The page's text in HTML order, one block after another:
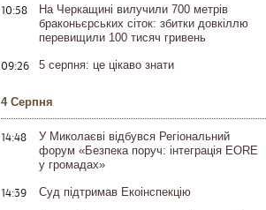
10:58
На Черкащині вилучили 700 метрів
браконьєрських сіток: збитки довкіллю
перевищили 100 тисяч гривень
09:26 5 серпня: це цікаво знати
4 Серпня
14:48
У Миколаєві відбувся Регіональний
форум «Безпека поруч: інтеграція EORE
у громадах»
14:39 Суд підтримав Екоінспекцію